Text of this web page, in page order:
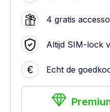
4 gratis
Altijd SIM-lock
€ Echt de